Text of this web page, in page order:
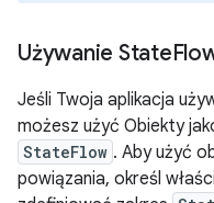
Używanie State
Jeśli Twoja aplikacja
możesz użyć Obiekty
StateFlow . Aby użyć
powiązania, określ